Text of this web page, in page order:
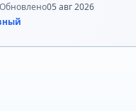
Обновлено05 авг 2026